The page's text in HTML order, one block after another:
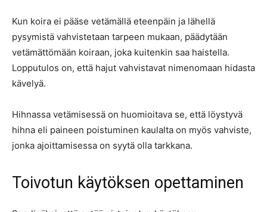
Kun koira ei pääse vetämällä eteenpäin ja lähellä
pysymistä vahvistetaan tarpeen mukaan, päädytään
vetämättömään koiraan, joka kuitenkin saa haistella.
Lopputulos on, että hajut vahvistavat nimenomaan hidasta
kävelyä.
Hihnassa vetämisessä on huomioitava se, että löystyvä
hihna eli paineen poistuminen kaulalta on myös vahviste,
jonka ajoittamisessa on syytä olla tarkkana.
Toivotun käytöksen opettaminen